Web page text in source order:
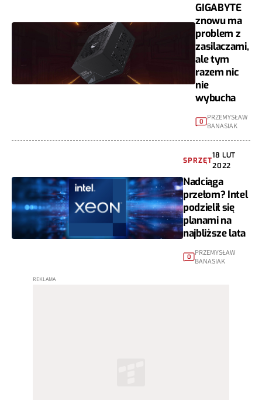
GIGABYTE
znowu ma
problem z
zasilaczami,
ale tym
razem nic
nie
wybucha
0
PRZEMYSŁAW
BANASIAK
SPRZĘT
18 LUT
2022
Nadciąga
przełom? Intel
podzielił się
planami na
najbliższe lata
0
PRZEMYSŁAW
BANASIAK